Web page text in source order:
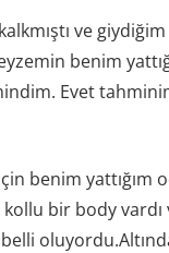
ve
benim
Evet
benim yattığım
bir body